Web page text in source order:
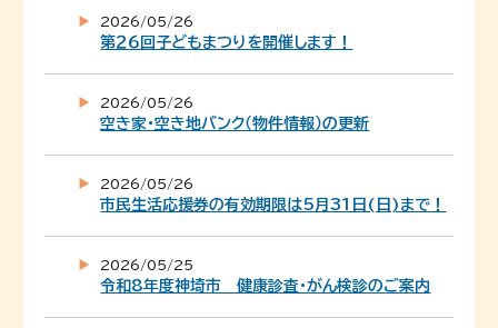
2026/05/26
第２６回子どもまつりを開催します！
2026/05/26
空き家・空き地バンク（物件情報）の更新
2026/05/26
市民生活応援券の有効期限は5月31日(日)まで！
2026/05/25
令和8年度神埼市 健康診査・がん検診のご案内